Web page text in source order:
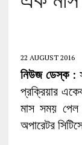
22 AUGUST 2016
নিউজ ডেস্ক:
প্রক্রিয়ার
মাস সময় পেল
অপারেটর